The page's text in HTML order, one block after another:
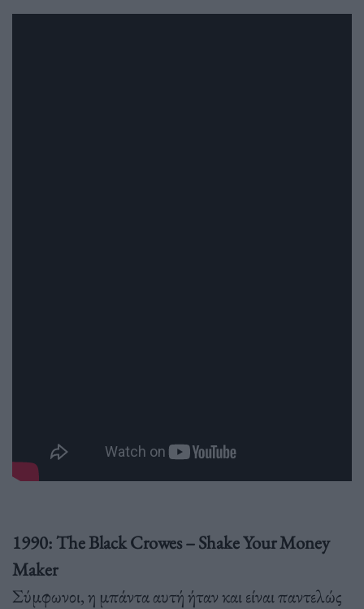
1990: The Black Crowes – Shake Your Money
Maker
Σύμφωνοι, η μπάντα αυτή ήταν και είναι παντελώς